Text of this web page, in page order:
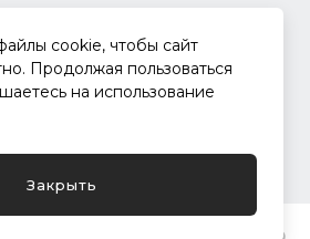
.
конфиденциальности
cookie, чтобы сайт
Продолжая пользоваться
на использование
Закрыть